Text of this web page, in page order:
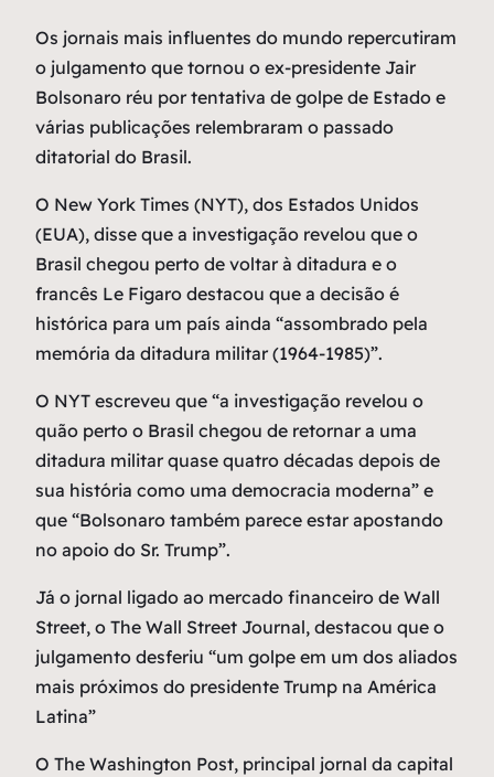
Os jornais mais influentes do mundo repercutiram
o julgamento que tornou o ex-presidente Jair
Bolsonaro réu por tentativa de golpe de Estado e
várias publicações relembraram o passado
ditatorial do Brasil.
O New York Times (NYT), dos Estados Unidos
(EUA), disse que a investigação revelou que o
Brasil chegou perto de voltar à ditadura e o
francês Le Figaro destacou que a decisão é
histórica para um país ainda “assombrado pela
memória da ditadura militar (1964-1985)”.
O NYT escreveu que “a investigação revelou o
quão perto o Brasil chegou de retornar a uma
ditadura militar quase quatro décadas depois de
sua história como uma democracia moderna” e
que “Bolsonaro também parece estar apostando
no apoio do Sr. Trump”.
Já o jornal ligado ao mercado financeiro de Wall
Street, o The Wall Street Journal, destacou que o
julgamento desferiu “um golpe em um dos aliados
mais próximos do presidente Trump na América
Latina”
O The Washington Post, principal jornal da capital